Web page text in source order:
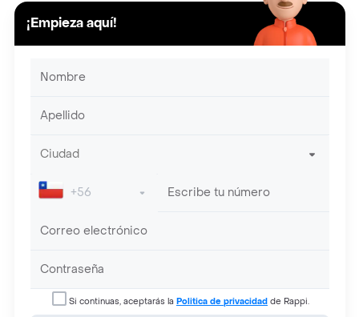
¡Empieza aquí!
Si continuas, aceptarás la Politica de privacidad de Rappi.